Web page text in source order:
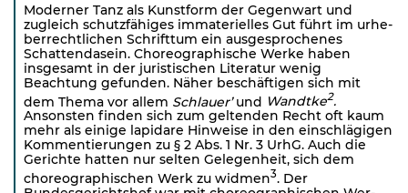
Moderner Tanz als Kunstform der Gegenwart und
zugleich schutzfähiges immaterielles Gut führt im urhe­
berrechtlichen Schrifttum ein ausgesprochenes
Schattendasein. Choreographische Werke haben
insgesamt in der juristischen Literatur wenig
Beachtung gefunden. Näher beschäftigen sich mit
dem Thema vor allem Schlauer’und Wandtke2.
Ansonsten finden sich zum geltenden Recht oft kaum
mehr als einige lapidare Hinweise in den einschlägigen
Kommentierungen zu § 2 Abs. 1 Nr. 3 UrhG. Auch die
Gerichte hatten nur selten Gele­genheit, sich dem
choreographischen Werk zu widmen3. Der